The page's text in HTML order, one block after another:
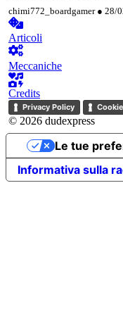
chimi772_boardgamer ● 28/
Articoli
Meccaniche
Credits
Privacy Policy
© 2026 dudexpress
Informativa sulla
Le tue